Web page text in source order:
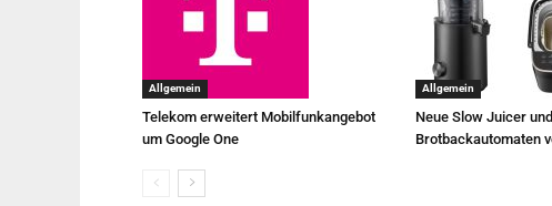
Allgemein
Telekom erweitert Mobilfunkangebot
um Google One
Allgemein
Neue Slow Juicer
Brotbackautomaten